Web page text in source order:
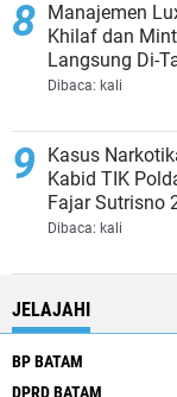
Manajemen
Khilaf dan
Langsung Di-
Dibaca: kali
Kasus
Kabid TIK
Fajar Sutrisno
Dibaca: kali
JELAJAHI
BP BATAM
DPRD BATAM